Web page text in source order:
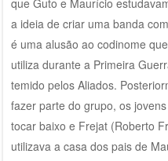
a ideia de criar uma banda
é uma alusão ao codinome
utiliza durante a Primeira
temido pelos Aliados.
fazer parte do grupo, os
tocar baixo e Frejat (Roberto
utilizava a casa dos pais de